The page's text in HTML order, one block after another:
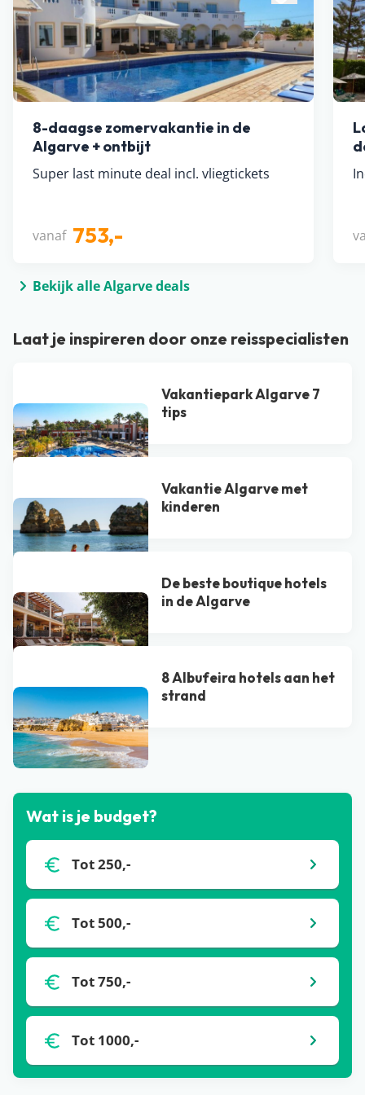
8-daagse zomervakantie in de
Algarve + ontbijt
Super last minute deal incl. vliegtickets
vanaf 753,-
Bekijk alle Algarve deals
Laat je inspireren door onze reisspecialisten
Vakantiepark Algarve 7
tips
Vakantie Algarve met
kinderen
De beste boutique hotels
in de Algarve
8 Albufeira hotels aan het
strand
Bekijk alle blogs
Wat is je budget?
Tot 250,-
Tot 500,-
Tot 750,-
Tot 1000,-